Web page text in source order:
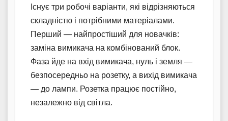
Існує три робочі варіанти, які відрізняються
складністю і потрібними матеріалами.
Перший — найпростіший для новачків:
заміна вимикача на комбінований блок.
Фаза йде на вхід вимикача, нуль і земля —
безпосередньо на розетку, а вихід вимикача
— до лампи. Розетка працює постійно,
незалежно від світла.